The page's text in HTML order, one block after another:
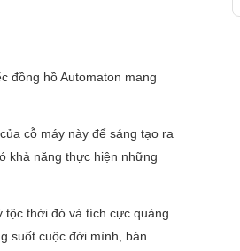
đồng hồ Automaton mang
cỗ máy này để sáng tạo ra
khả năng thực hiện những
tộc thời đó và tích cực quảng
suốt cuộc đời mình, bán